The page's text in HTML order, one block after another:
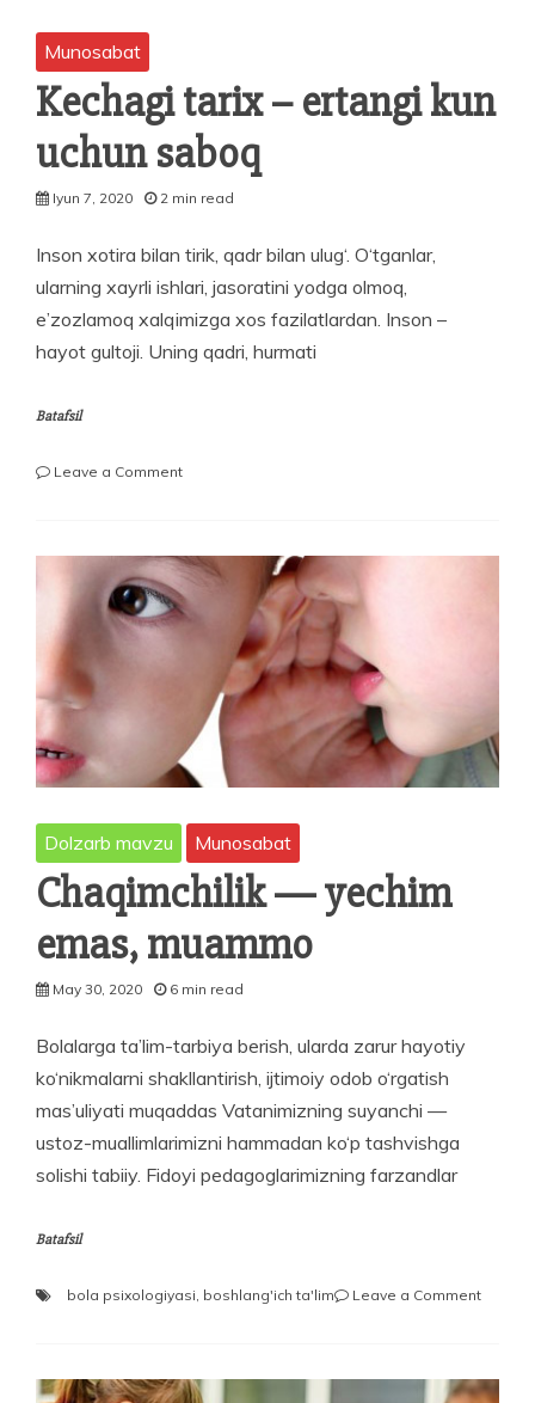
Munosabat
Kechagi tarix – ertangi kun
uchun saboq
Iyun 7, 2020 2 min read
Inson xotira bilan tirik, qadr bilan ulug‘. O‘tganlar,
ularning xayrli ishlari, jasoratini yodga olmoq,
e’zozlamoq xalqimizga xos fazilatlardan. Inson –
hayot gultoji. Uning qadri, hurmati
Batafsil
Leave a Commenton
ertangi
kun
uchun
Dolzarb mavzu Munosabat
Chaqimchilik — yechim
emas, muammo
May 30, 2020 6 min read
Bolalarga ta’lim-tarbiya berish, ularda zarur hayotiy
ko‘nikmalarni shakllantirish, ijtimoiy odob o‘rgatish
mas’uliyati muqaddas Vatanimizning suyanchi —
ustoz-muallimlarimizni hammadan ko‘p tashvishga
solishi tabiiy. Fidoyi pedagoglarimizning farzandlar
Batafsil
bola psixologiyasi, boshlang'ich ta'lim Leave a Commenton
emas,